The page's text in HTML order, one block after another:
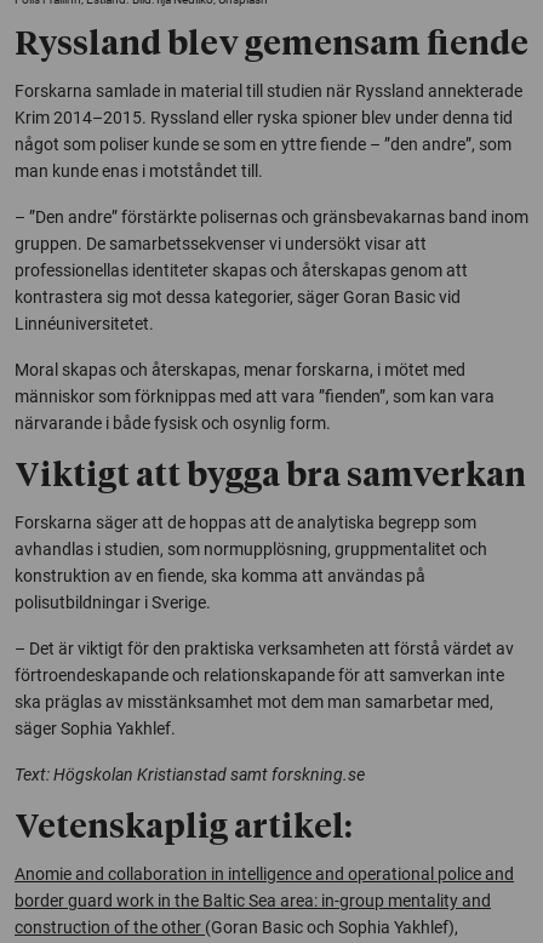
Ryssland blev gemensam fiende
Forskarna samlade in material till studien när Ryssland annekterade
Krim 2014–2015. Ryssland eller ryska spioner blev under denna tid
något som poliser kunde se som en yttre fiende – ”den andre”, som
man kunde enas i motståndet till.
– ”Den andre” förstärkte polisernas och gränsbevakarnas band inom
gruppen. De samarbetssekvenser vi undersökt visar att
professionellas identiteter skapas och återskapas genom att
kontrastera sig mot dessa kategorier, säger Goran Basic vid
Linnéuniversitetet.
Moral skapas och återskapas, menar forskarna, i mötet med
människor som förknippas med att vara ”fienden”, som kan vara
närvarande i både fysisk och osynlig form.
Viktigt att bygga bra samverkan
Forskarna säger att de hoppas att de analytiska begrepp som
avhandlas i studien, som normupplösning, gruppmentalitet och
konstruktion av en fiende, ska komma att användas på
polisutbildningar i Sverige.
– Det är viktigt för den praktiska verksamheten att förstå värdet av
förtroendeskapande och relationskapande för att samverkan inte
ska präglas av misstänksamhet mot dem man samarbetar med,
säger Sophia Yakhlef.
Text: Högskolan Kristianstad samt forskning.se
Vetenskaplig artikel:
Anomie and collaboration in intelligence and operational police and
border guard work in the Baltic Sea area: in-group mentality and
construction of the other (Goran Basic och Sophia Yakhlef),